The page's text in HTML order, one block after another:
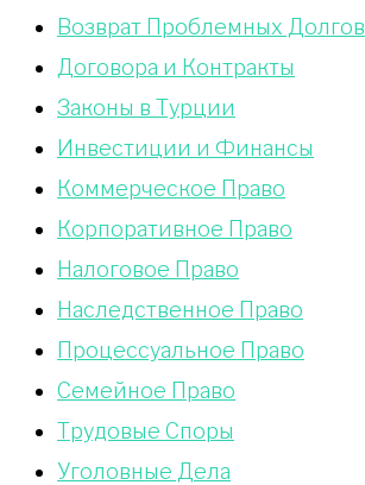
Возврат Проблемных Долгов
Договора и Контракты
Законы в Турции
Инвестиции и Финансы
Коммерческое Право
Корпоративное Право
Налоговое Право
Наследственное Право
Процессуальное Право
Сeмейное Право
Трудовые Споры
Уголовные Дела